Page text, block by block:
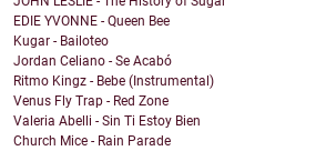
EDIE YVONNE - Queen Bee
Kugar - Bailoteo
Jordan Celiano - Se Acabó
Ritmo Kingz - Bebe (Instrumental)
Venus Fly Trap - Red Zone
Valeria Abelli - Sin Ti Estoy Bien
Church Mice - Rain Parade